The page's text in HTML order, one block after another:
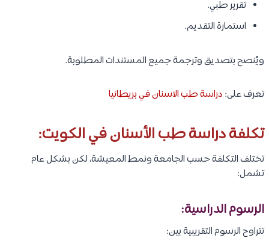
تقرير طبي.
استمارة التقديم.
ويُنصح بتصديق وترجمة جميع المستندات المطلوبة.
تعرف على: دراسة طب الاسنان في بريطانيا
تكلفة دراسة طب الأسنان في الكويت:
تختلف التكلفة حسب الجامعة ونمط المعيشة، لكن بشكل عام
تشمل:
الرسوم الدراسية:
تتراوح الرسوم التقريبية بين: